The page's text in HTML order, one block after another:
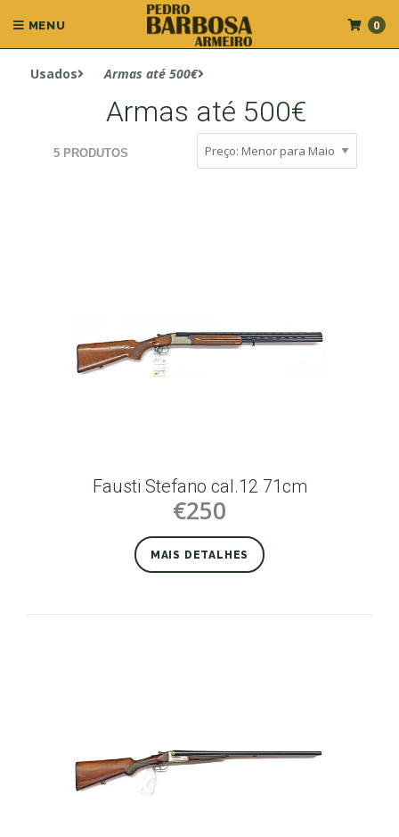
MENU 0
Usados Armas até 500€
Armas até 500€
5 PRODUTOS
Fausti Stefano cal.12 71cm
€250
MAIS DETALHES